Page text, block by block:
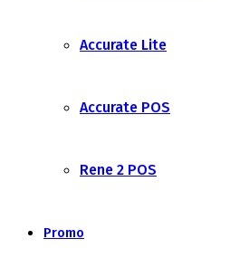
Accurate Lite
Accurate POS
Rene 2 POS
Promo